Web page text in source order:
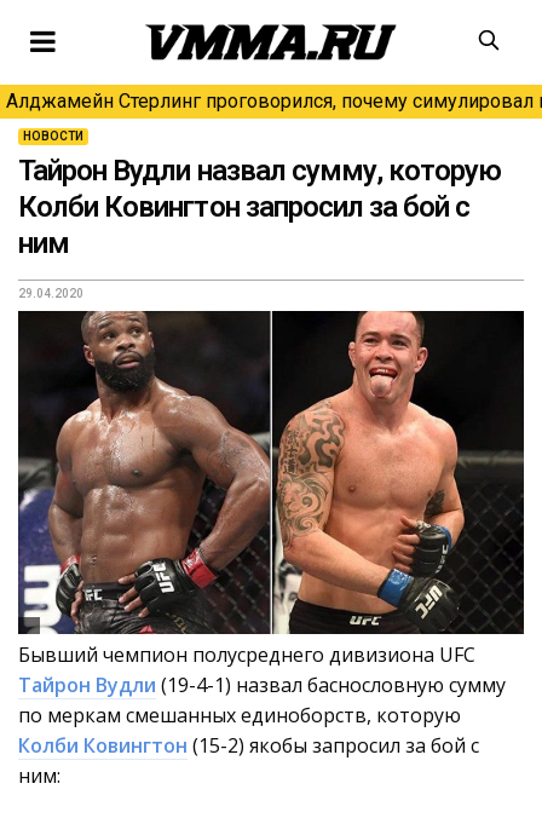
Алджамейн Стерлинг проговорился, почему симулировал
НОВОСТИ
Тайрон Вудли назвал сумму, которую
Колби Ковингтон запросил за бой с
ним
29.04.2020
Бывший чемпион полусреднего дивизиона UFC
Тайрон Вудли (19-4-1) назвал баснословную сумму
по меркам смешанных единоборств, которую
Колби Ковингтон (15-2) якобы запросил за бой с
ним: